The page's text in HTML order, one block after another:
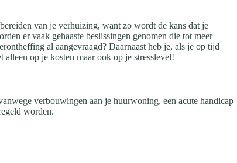
van je verhuizing, want zo wordt de kans dat je
er vaak gehaaste beslissingen genomen die tot meer
al aangevraagd? Daarnaast heb je, als je op tijd
op je kosten maar ook op je stresslevel!
verbouwingen aan je huurwoning, een acute handicap
worden.